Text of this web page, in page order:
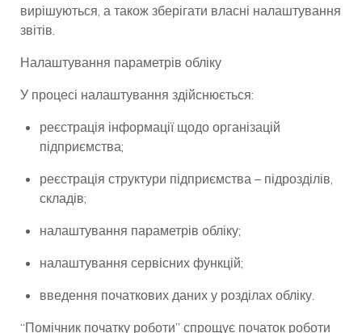
вирішуються, а також зберігати власні налаштування
звітів.
Налаштування параметрів обліку
У процесі налаштування здійснюється:
реєстрація інформації щодо організацій
підприємства;
реєстрація структури підприємства – підрозділів,
складів;
налаштування параметрів обліку;
налаштування сервісних функцій;
введення початкових даних у розділах обліку.
“Помічник початку роботи” спрощує початок роботи